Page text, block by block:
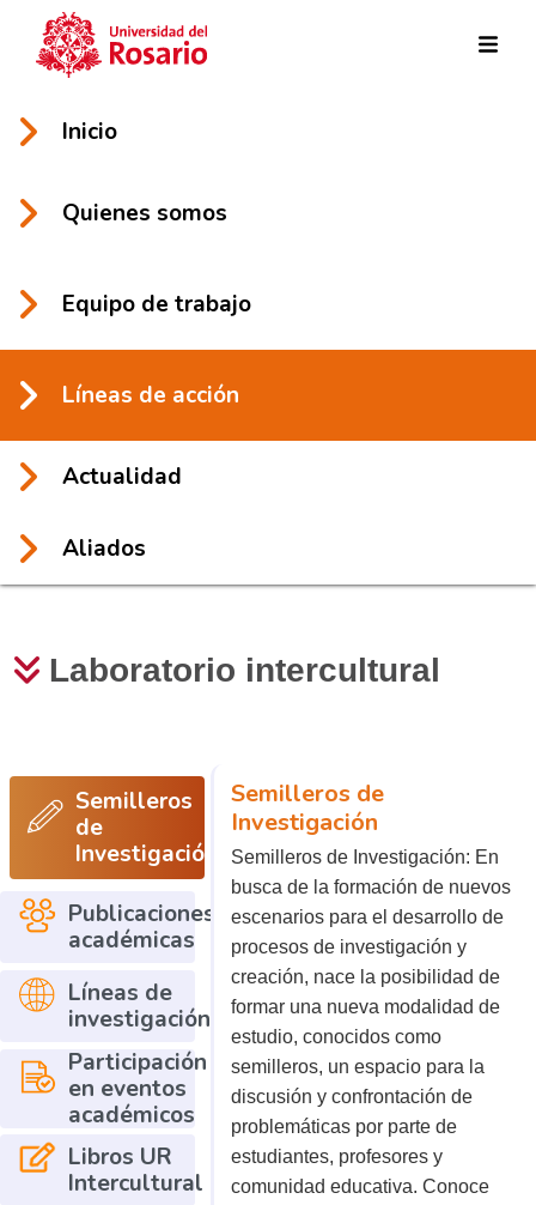
Inicio
Quienes somos
Equipo de trabajo
Líneas de acción
Actualidad
Aliados
Laboratorio intercultural
Semilleros
de
Investigación
Publicaciones
académicas
Líneas de
investigación
Participación
en eventos
académicos
Libros UR
Intercultural
Semilleros de
Investigación
Semilleros de Investigación: En
busca de la formación de nuevos
escenarios para el desarrollo de
procesos de investigación y
creación, nace la posibilidad de
formar una nueva modalidad de
estudio, conocidos como
semilleros, un espacio para la
discusión y confrontación de
problemáticas por parte de
estudiantes, profesores y
comunidad educativa. Conoce